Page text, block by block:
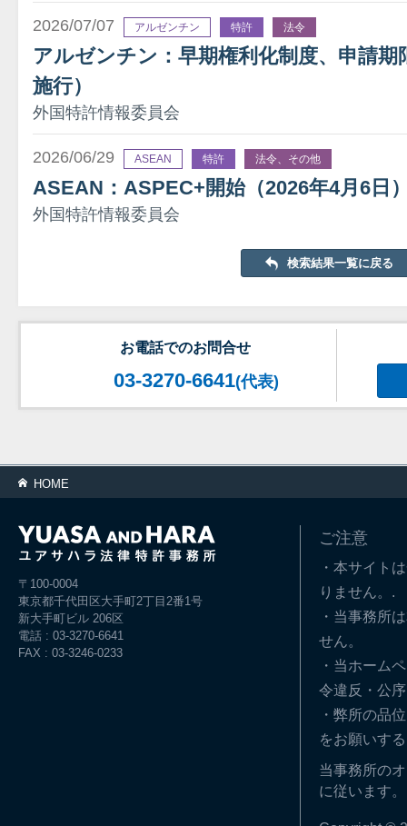
2026/07/07 アルゼンチン 特許 法令
アルゼンチン：早期権利化制度、申請期
施行）
外国特許情報委員会
2026/06/29 ASEAN 特許 法令、その他
ASEAN：ASPEC+開始（2026年4月6日
外国特許情報委員会
検索結果一覧に戻る
お電話でのお問合せ
03-3270-6641(代表)
HOME
〒100-0004
東京都千代田区大手町2丁目2番1号
新大手町ビル 206区
電話 : 03-3270-6641
FAX : 03-3246-0233
ご注意
・本サイト
りません。.
・当事務所
せん。
・当ホーム
令違反・公
・弊所の品
をお願いす
当事務所の
に従います。